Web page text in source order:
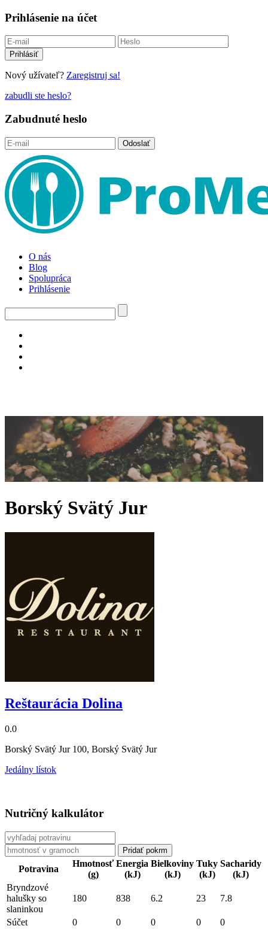
Prihlásenie na účet
Nový užívateľ? Zaregistruj sa!
zabudli ste heslo?
Zabudnuté heslo
O nás
Blog
Spolupráca
Prihlásenie
Borský Svätý Jur
Reštaurácia Dolina
0.0
Borský Svätý Jur 100, Borský Svätý Jur
Jedálny lístok
Nutričný kalkulátor
Potravina
Hmotnosť
(g)
Energia
(kJ)
Bielkoviny
(kJ)
Tuky
(kJ)
Sacharidy
(kJ)
Súčet 0 0 0 0 0
Bryndzové
halušky so
slaninkou
180 838 6.2 23 7.8